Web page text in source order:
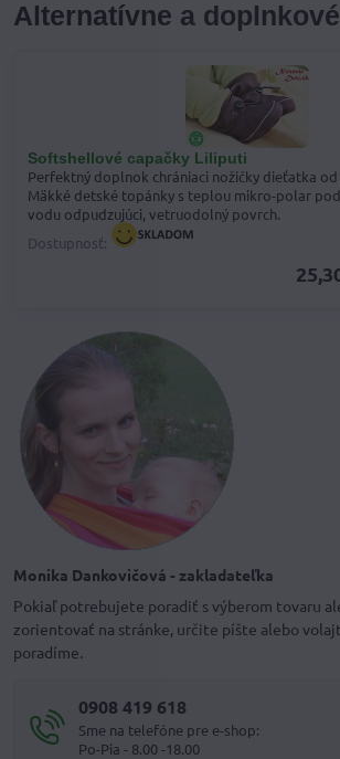
Alternatívne a
Softshellové capačky Liliputi
Perfektný doplnok chrániaci nožičky dieťatka od
Mäkké detské topánky s teplou mikro-polar
vodu odpudzujúci, vetruodolný povrch.
Dostupnosť:
Monika Dankovičová - zakladateľka
Pokiaľ potrebujete poradiť s výberom tovaru
zorientovať na stránke, určite píšte alebo
poradíme.
0908 419 618
Sme na telefóne pre e-shop:
Po-Pia - 8.00 -18.00